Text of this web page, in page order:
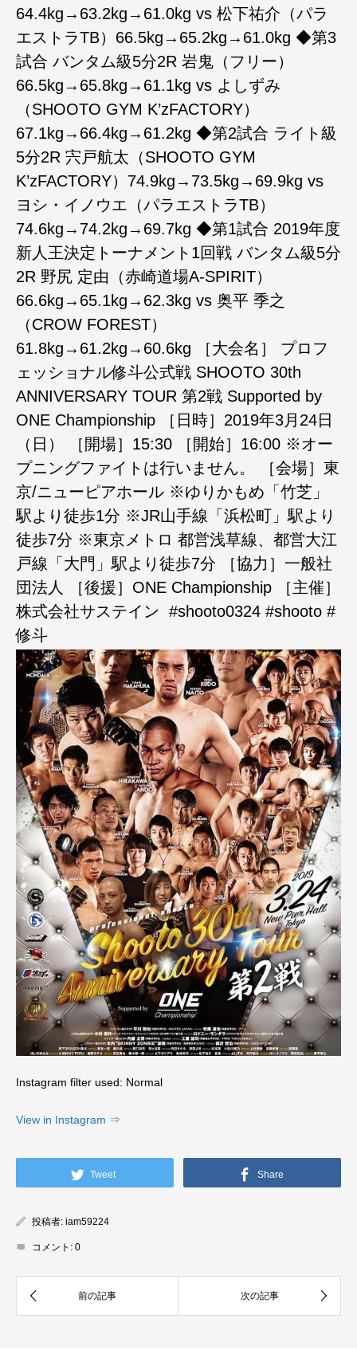
64.4kg→63.2kg→61.0kg vs 松下祐介（パラ
エストラTB）66.5kg→65.2kg→61.0kg ◆第3
試合 バンタム級5分2R 岩鬼（フリー）
66.5kg→65.8kg→61.1kg vs よしずみ
（SHOOTO GYM K’zFACTORY）
67.1kg→66.4kg→61.2kg ◆第2試合 ライト級
5分2R 宍戸航太（SHOOTO GYM
K’zFACTORY）74.9kg→73.5kg→69.9kg vs
ヨシ・イノウエ（パラエストラTB）
74.6kg→74.2kg→69.7kg ◆第1試合 2019年度
新人王決定トーナメント1回戦 バンタム級5分
2R 野尻 定由（赤崎道場A-SPIRIT）
66.6kg→65.1kg→62.3kg vs 奥平 季之
（CROW FOREST）
61.8kg→61.2kg→60.6kg ［大会名］ プロフ
ェッショナル修斗公式戦 SHOOTO 30th
ANNIVERSARY TOUR 第2戦 Supported by
ONE Championship ‪［日時］2019年3月24日
（日）‬ ［開場］‪15:30‬ ［開始］‪16:00‬ ※オー
プニングファイトは行いません。 ［会場］東
京/ニューピアホール ※ゆりかもめ「竹芝」
駅より徒歩1分 ※JR山手線「浜松町」駅より
徒歩7分 ※東京メトロ 都営浅草線、都営大江
戸線「大門」駅より徒歩7分 ［協力］一般社
団法人 ［後援］ONE Championship ［主催］
株式会社サステイン ‪ #shooto0324 #shooto #
修斗
Instagram filter used: Normal
View in Instagram ⇒
Tweet Share
投稿者: iam59224
コメント: 0